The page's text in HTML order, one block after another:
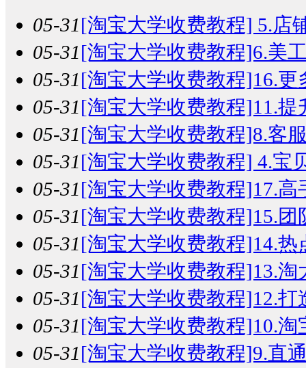
05-31[淘宝大学收费教程] 5.店
05-31[淘宝大学收费教程]6.美
05-31[淘宝大学收费教程]16.更
05-31[淘宝大学收费教程]11.提
05-31[淘宝大学收费教程]8.客
05-31[淘宝大学收费教程] 4.宝
05-31[淘宝大学收费教程]17.高
05-31[淘宝大学收费教程]15.团
05-31[淘宝大学收费教程]14.热
05-31[淘宝大学收费教程]13.淘
05-31[淘宝大学收费教程]12.打
05-31[淘宝大学收费教程]10.淘
05-31[淘宝大学收费教程]9.直